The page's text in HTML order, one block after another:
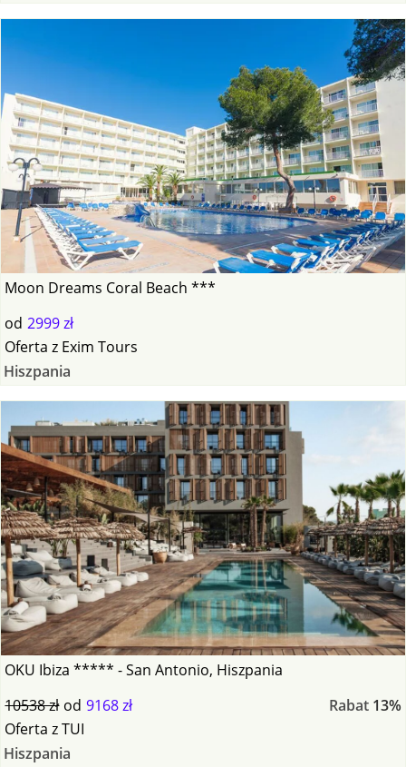
Moon Dreams Coral Beach ***
od 2999 zł
Oferta z Exim Tours
Hiszpania
OKU Ibiza ***** - San Antonio, Hiszpania
10538 zł od 9168 zł Rabat 13%
Oferta zTUI
Hiszpania